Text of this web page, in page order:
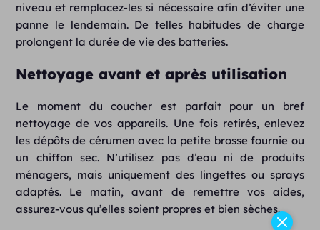
niveau et remplacez-les si nécessaire afin d’éviter une
panne le lendemain. De telles habitudes de charge
prolongent la durée de vie des batteries.
Nettoyage avant et après utilisation
Le moment du coucher est parfait pour un bref
nettoyage de vos appareils. Une fois retirés, enlevez
les dépôts de cérumen avec la petite brosse fournie ou
un chiffon sec. N’utilisez pas d’eau ni de produits
ménagers, mais uniquement des lingettes ou sprays
adaptés. Le matin, avant de remettre vos aides,
assurez-vous qu’elles soient propres et bien sèches.